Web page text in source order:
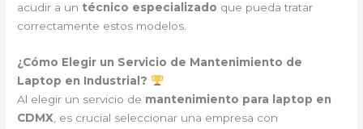
acudir a un técnico especializado que pueda tratar
correctamente estos modelos.
¿Cómo Elegir un Servicio de Mantenimiento de
Laptop en Industrial?
Al elegir un servicio de mantenimiento para laptop en
CDMX , es crucial seleccionar una empresa con